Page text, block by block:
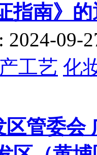
指南》
2024-09-
工艺 化
区管委会